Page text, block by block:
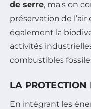
de serre, mais on
préservation de l’air
également la
activités
combustibles
LA PROTECTION
En intégrant les